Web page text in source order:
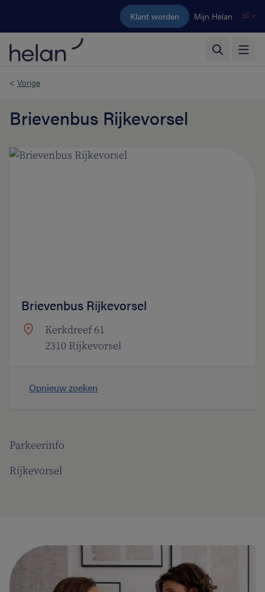
Ga naar de hoofdinhoud
Klant worden Mijn Helan nl
< Vorige
Brievenbus Rijkevorsel
Parkeerinfo
Rijkevorsel
Brievenbus Rijkevorsel
Kerkdreef 61
2310 Rijkevorsel
Opnieuw zoeken